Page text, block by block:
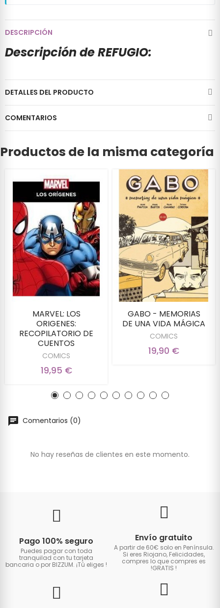
DESCRIPCIÓN
Descripción de REFUGIO:
DETALLES DEL PRODUCTO
COMENTARIOS
Productos de la misma categoría
MARVEL: LOS
ORIGENES:
RECOPILATORIO DE
CUENTOS
COMICS
19,95 €
GABO - MEMORIAS
DE UNA VIDA MÁGICA
COMICS
19,90 €
Comentarios (0)
No hay reseñas de clientes en este momento.
Pago 100% seguro
Puedes pagar con toda
tranquilad con tu tarjeta
bancaria o por BIZZUM. ¡Tú eliges !
Envío gratuito
A partir de 60€ solo en Península.
Si eres Riojano, Felicidades,
compres lo que compres es
!GRATIS !